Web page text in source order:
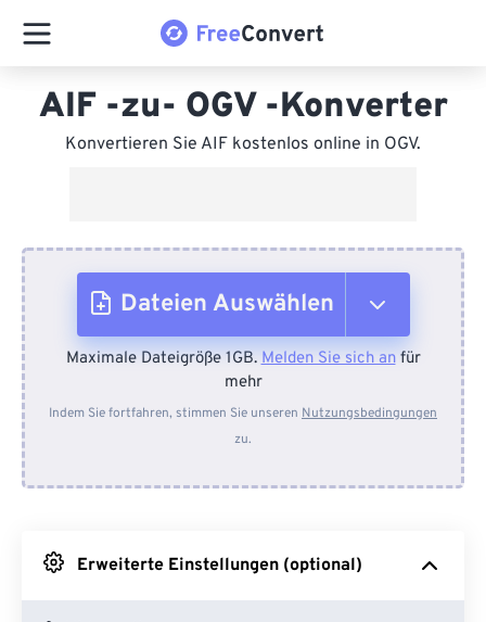
AIF -zu- OGV -Konverter
Konvertieren Sie AIF kostenlos online in OGV.
Dateien Auswählen
Vom Gerät
Von Dropbox
Maximale Dateigröße 1GB.Melden Sie sich anfür
mehr
Indem Sie fortfahren, stimmen Sie unseren Nutzungsbedingungen
zu.
Erweiterte Einstellungen (optional)